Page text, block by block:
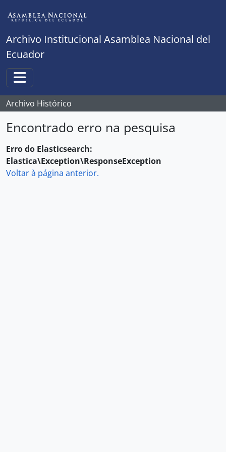
Archivo Institucional Asamblea Nacional del
Ecuador
Toggle navigation
Archivo Histórico
Encontrado erro na pesquisa
Erro do Elasticsearch:
Elastica\Exception\ResponseException
Voltar à página anterior.